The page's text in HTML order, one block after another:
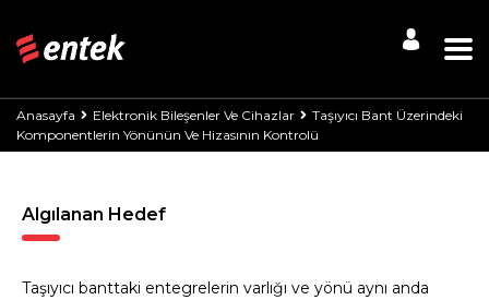
Anasayfa Elektronik Bileşenler Ve Cihazlar
Taşıyıcı Bant Üzerindeki
Komponentlerin Yönünün Ve Hizasının Kontrolü
Algılanan Hedef
Taşıyıcı banttaki entegrelerin varlığı ve yönü aynı anda